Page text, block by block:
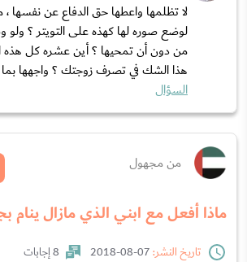
لا تظلمها واعطها حق الدفاع عن نفسها
لوضع صوره لها كهذه على التويتر ؟
من دون أن تمحيها ؟ أين عشره كل هذه
هذا الشك في تصرف زوجتك ؟ واجهها
السؤال
من مجهول
ماذا أفعل مع ابني الذي مازال ينام
تاريخ النشر:
8 إجابات